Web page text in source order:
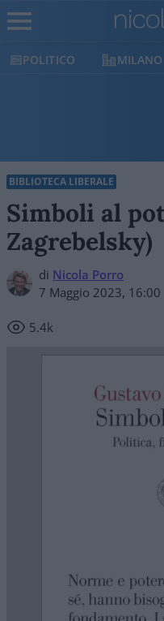
POLITICO MILANO
BIBLIOTECA LIBERALE
Simboli al
Zagrebelsky)
di Nicola Porro
7 Maggio 2023, 16:00
5.4k